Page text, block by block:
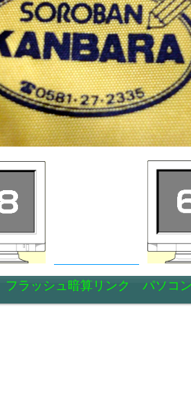
フラッシュ暗算リンク パソコ